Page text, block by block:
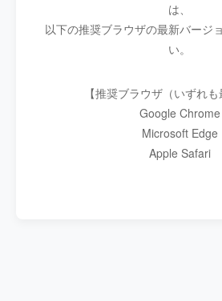
は、
以下の推奨ブラウザの最新バージ
い。
【推奨ブラウザ（いずれも
Google Chrome
Microsoft Edge
Apple Safari